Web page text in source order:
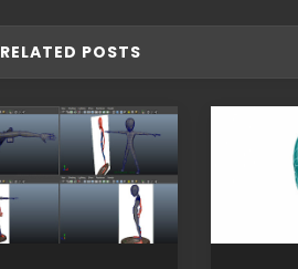
RELATED POSTS